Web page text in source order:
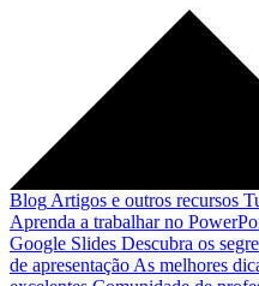
Blog Artigos e outros recursos
Aprenda a trabalhar no
Google Slides Descubra os
de apresentação As melhores